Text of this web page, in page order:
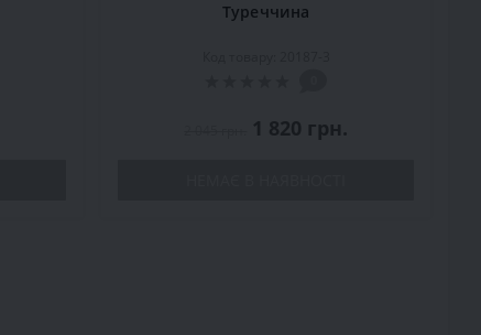
Туреччина
1 820 грн.